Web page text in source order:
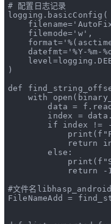
# 配置日志记录
logging.basicConfig(
    filename=
    filemode=
'w'
format=
    datefmt=
'%Y-%m-
)
def
with
open
data =
index =
if index != -
print (
return
else :
print (
return - 1
#文件名
FileNameAdd =